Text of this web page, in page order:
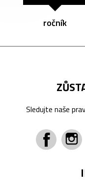
ročník
Sledujte naše